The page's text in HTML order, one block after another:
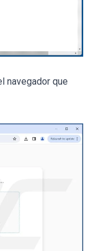
navegador que